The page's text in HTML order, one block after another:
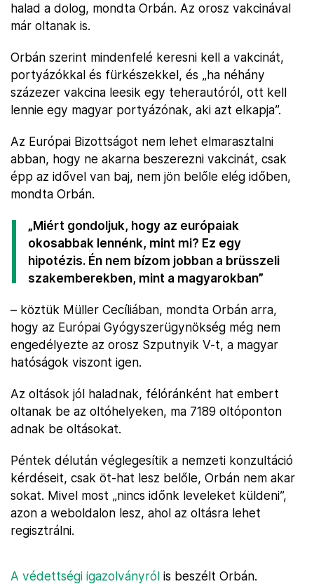
halad a dolog, mondta Orbán. Az orosz vakcinával
már oltanak is.
Orbán szerint mindenfelé keresni kell a vakcinát,
portyázókkal és fürkészekkel, és „ha néhány
százezer vakcina leesik egy teherautóról, ott kell
lennie egy magyar portyázónak, aki azt elkapja”.
Az Európai Bizottságot nem lehet elmarasztalni
abban, hogy ne akarna beszerezni vakcinát, csak
épp az idővel van baj, nem jön belőle elég időben,
mondta Orbán.
„Miért gondoljuk, hogy az európaiak
okosabbak lennénk, mint mi? Ez egy
hipotézis. Én nem bízom jobban a brüsszeli
szakemberekben, mint a magyarokban”
– köztük Müller Cecíliában, mondta Orbán arra,
hogy az Európai Gyógyszerügynökség még nem
engedélyezte az orosz Szputnyik V-t, a magyar
hatóságok viszont igen.
Az oltások jól haladnak, félóránként hat embert
oltanak be az oltóhelyeken, ma 7189 oltóponton
adnak be oltásokat.
Péntek délután véglegesítik a nemzeti konzultáció
kérdéseit, csak öt-hat lesz belőle, Orbán nem akar
sokat. Mivel most „nincs időnk leveleket küldeni”,
azon a weboldalon lesz, ahol az oltásra lehet
regisztrálni.
A védettségi igazolványról is beszélt Orbán.